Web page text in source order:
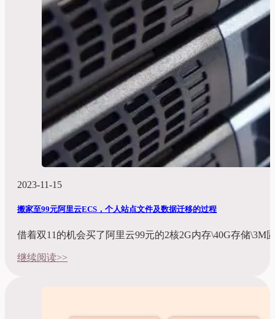
2023-11-15
搬家至99元阿里云ECS，个人站点文件及数据迁移的过程
借着双11的机会买了阿里云99元的2核2G内存\40G存储
继续阅读>>